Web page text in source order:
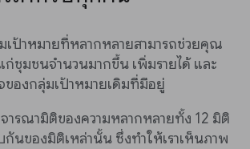
เป้าหมายที่หลากหลายสามารถช่วยคุณ
ก่ชุมชนจำนวนมากขึ้น เพิ่มรายได้ และ
จของกลุ่มเป้าหมายเดิมที่มีอยู่
ารณามิติของความหลากหลายทั้ง 12 มิติ
กันของมิติเหล่านั้น ซึ่งทำให้เราเห็นภาพ